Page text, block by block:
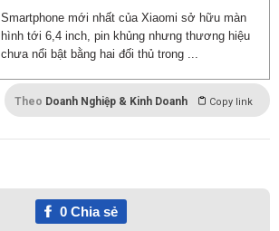
Smartphone mới nhất của Xiaomi sở hữu màn
hình tới 6,4 inch, pin khủng nhưng thương hiệu
chưa nổi bật bằng hai đối thủ trong ...
Theo Doanh Nghiệp & Kinh Doanh Copy link
0Chia sẻ